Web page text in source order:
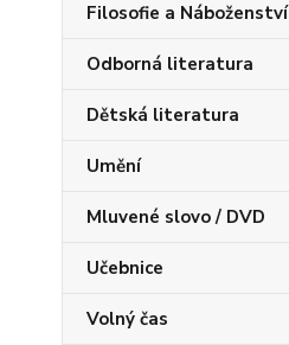
Filosofie a Náboženství
Odborná literatura
Dětská literatura
Umění
Mluvené slovo / DVD
Učebnice
Volný čas